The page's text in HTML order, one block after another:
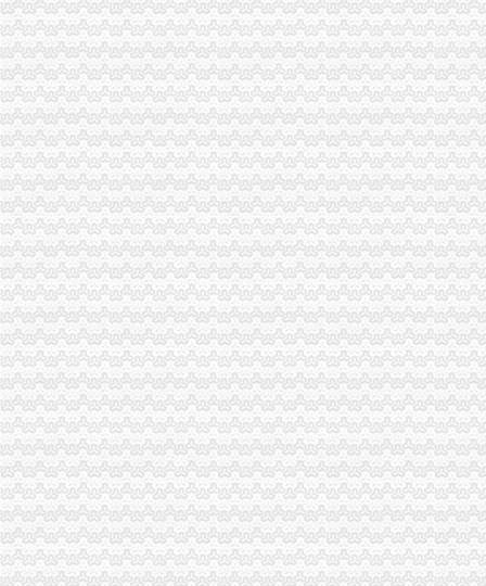
【图】重庆顶呱呱公司转让公司注销的好处-重庆渝中其它商务服务-重
分公司注销
分公司注销需要多久？-爱喇叭网
分公司注销登记
工商动态
垫江局四措施开展“两节”市场整
市局副局长李明富看望问老干部
潼南局五措施贯彻执行《食品安全法》
武隆县委书记刘旗对武隆局报送信息作批示
黔江局三举措抓机动车非法营运专项整
市局组织召开农村土地承包经营权流转合同示范文本论证会
市局召开全系统“红盾杯”职工篮球运动会组织工作总结座谈会
武隆局白马工商所四措并举抓建
奉节局竹园所六措并举加高危行业监管
渝北局五项举措促行政效能提速
万州局分水工商所创新农资市场监管模式
巴南局四级监管机制造商标梯次发展格局
綦江局抓紧抓实安全工作有效遏制防范各类事故
潼南局推行广告发布行政指导制
江北局四举措加生鲜肉市场监管
南岸局以多种宣形式推动《食品安全法》正式实施
渝北局三措施协助造西部大专业水产市场
云局力抓“三多”培育企业树品牌创名牌
南川局“四加”实施商标战略
云局四举措加节日食品市场监管
税务清算